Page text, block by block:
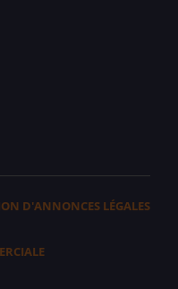
D'ANNONCES LÉGALES